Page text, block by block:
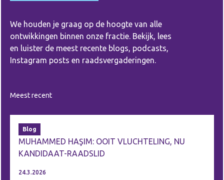
We houden je graag op de hoogte van alle
ontwikkingen binnen onze fractie. Bekijk, lees
en luister de meest recente blogs, podcasts,
Instagram posts en raadsvergaderingen.
Meest recent
Blog
MUHAMMED HAŞIM: OOIT VLUCHTELING, NU
KANDIDAAT-RAADSLID
24.3.2026